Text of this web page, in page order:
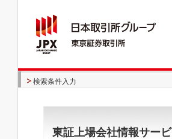
検索条件入力
東証上場会社情報サー